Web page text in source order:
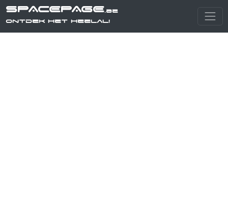
SPACEPAGE.be
Ontdek het heelal!